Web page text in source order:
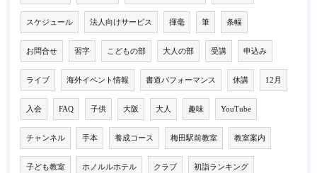
スケジュール 法人向けサービス 揮毫 筆 条幅
お問合せ 習字 こどもの部 大人の部 受講 申込み
ライブ 海外イベント情報 書道パフォーマンス 休講 12月
入会 FAQ 子供 大阪 大人 趣味 YouTube
チャンネル 手本 養成コース 梅田駅前教室 教室案内
子ども教室 ホノルルホテル クラブ 初詣ランキング